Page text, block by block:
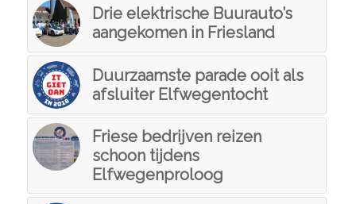
Drie elektrische Buurauto’s
aangekomen in Friesland
Duurzaamste parade ooit als
afsluiter Elfwegentocht
Friese bedrijven reizen
schoon tijdens
Elfwegenproloog